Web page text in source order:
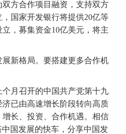
方合作项目融资，支持双方
国家开发银行将提供20亿等
，募集资金10亿美元，将主
新格局。要搭建更多合作机
月召开的中国共产党第十九
已由高速增长阶段转向高质
长、投资、合作机遇。相信
国发展的快车，分享中国发